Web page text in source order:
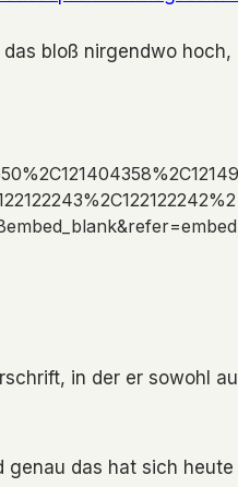
bloß nirgendwo hoch,
in der er sowohl
genau das hat sich heute